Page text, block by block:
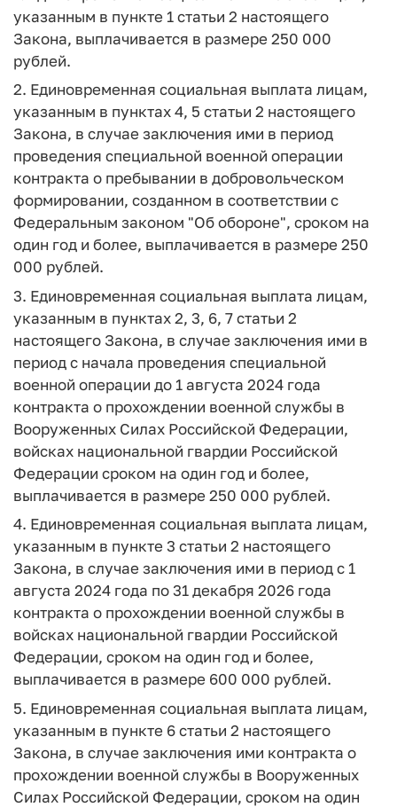
указанным в пункте 1 статьи 2 настоящего
Закона, выплачивается в размере 250 000
рублей.
2. Единовременная социальная выплата лицам,
указанным в пунктах 4, 5 статьи 2 настоящего
Закона, в случае заключения ими в период
проведения специальной военной операции
контракта о пребывании в добровольческом
формировании, созданном в соответствии с
Федеральным законом "Об обороне", сроком на
один год и более, выплачивается в размере 250
000 рублей.
3. Единовременная социальная выплата лицам,
указанным в пунктах 2, 3, 6, 7 статьи 2
настоящего Закона, в случае заключения ими в
период с начала проведения специальной
военной операции до 1 августа 2024 года
контракта о прохождении военной службы в
Вооруженных Силах Российской Федерации,
войсках национальной гвардии Российской
Федерации сроком на один год и более,
выплачивается в размере 250 000 рублей.
4. Единовременная социальная выплата лицам,
указанным в пункте 3 статьи 2 настоящего
Закона, в случае заключения ими в период с 1
августа 2024 года по 31 декабря 2026 года
контракта о прохождении военной службы в
войсках национальной гвардии Российской
Федерации, сроком на один год и более,
выплачивается в размере 600 000 рублей.
5. Единовременная социальная выплата лицам,
указанным в пункте 6 статьи 2 настоящего
Закона, в случае заключения ими контракта о
прохождении военной службы в Вооруженных
Силах Российской Федерации, сроком на один